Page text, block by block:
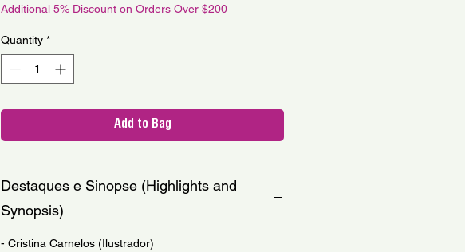
Price
Price
Additional 5% Discount on Orders Over $200
Quantity *
Add to Bag
Destaques e Sinopse (Highlights and
Synopsis)
- Cristina Carnelos (Ilustrador)